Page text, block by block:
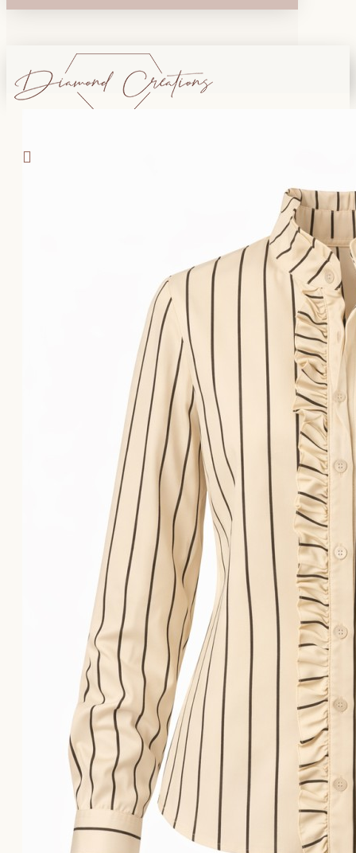
Το καλάθι αγορών είναι άδειο!